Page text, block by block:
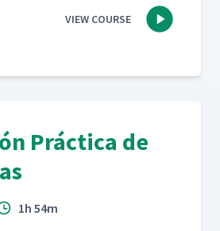
VIEW COURSE
Práctica de
1h 54m